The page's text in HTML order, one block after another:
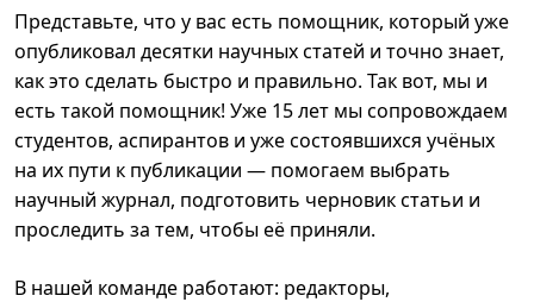
Представьте, что у вас есть помощник, который уже
опубликовал десятки научных статей и точно знает,
как это сделать быстро и правильно. Так вот, мы и
есть такой помощник! Уже 15 лет мы сопровождаем
студентов, аспирантов и уже состоявшихся учёных
на их пути к публикации — помогаем выбрать
научный журнал, подготовить черновик статьи и
проследить за тем, чтобы её приняли.
В нашей команде работают: редакторы,